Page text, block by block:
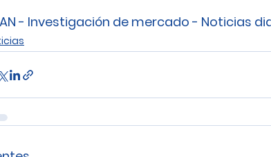
- Investigación de mercado - Noticias